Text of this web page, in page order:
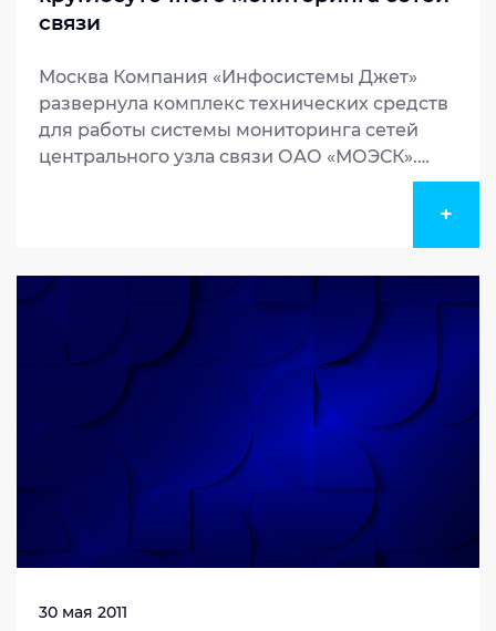
связи
Москва Компания «Инфосистемы Джет»
развернула комплекс технических средств
для работы системы мониторинга сетей
центрального узла связи ОАО «МОЭСК».
осуществлять круглосуточный мониторинг+
30 мая 2011